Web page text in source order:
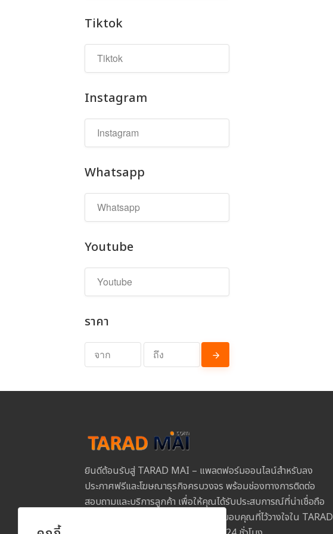
Tiktok
Instagram
Whatsapp
Youtube
ราคา
ยินดีต้อนรับสู่ TARAD MAI – แพลตฟอร์มออนไลน์สำหรับลง
ประกาศฟรีและโฆษณาธุรกิจครบวงจร พร้อมช่องทางการติดต่อ
สอบถามและบริการลูกค้า เพื่อให้คุณได้รับประสบการณ์ที่น่าเชื่อถือ
และปลอดภัยในการใช้งานทุกขั้นตอน ขอบคุณที่ไว้วางใจใน TARAD